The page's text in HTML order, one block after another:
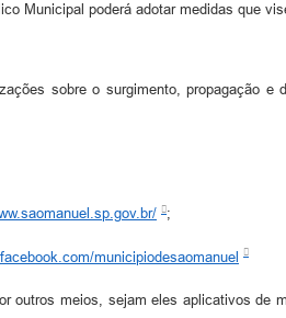
Municipal poderá adotar medidas que
sobre o surgimento, propagação
;
municipiodesaomanuel
outros meios, sejam eles aplicativos